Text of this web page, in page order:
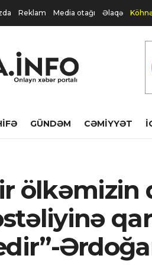
Reklam Media otağı Əlaqə
GÜNDƏM CƏMIYYƏT
ölkəmizin